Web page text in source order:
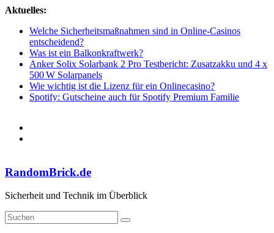
Zum
springen
Aktuelles:
Welche Sicherheitsmaßnahmen sind in Online-Casinos
entscheidend?
Was ist ein Balkonkraftwerk?
Anker Solix Solarbank 2 Pro Testbericht: Zusatzakku und 4 x
500 W Solarpanels
Wie wichtig ist die Lizenz für ein Onlinecasino?
Spotify: Gutscheine auch für Spotify Premium Familie
RandomBrick.de
Sicherheit und Technik im Überblick